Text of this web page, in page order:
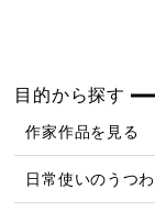
目的から探す
作家作品を見る
日常使いのうつわ